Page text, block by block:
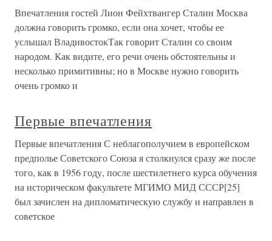
Впечатления гостей Лион Фейхтвангер Сталин Москва
должна говорить громко, если она хочет, чтобы ее
услышал ВладивостокТак говорит Сталин со своим
народом. Как видите, его речи очень обстоятельны и
несколько примитивны; но в Москве нужно говорить
очень громко и
Первые впечатления
Первые впечатления С неблагополучием в европейском
предполье Советского Союза я столкнулся сразу же после
того, как в 1956 году, после шестилетнего курса обучения
на историческом факультете МГИМО МИД СССР[25]
был зачислен на дипломатическую службу и направлен в
советское